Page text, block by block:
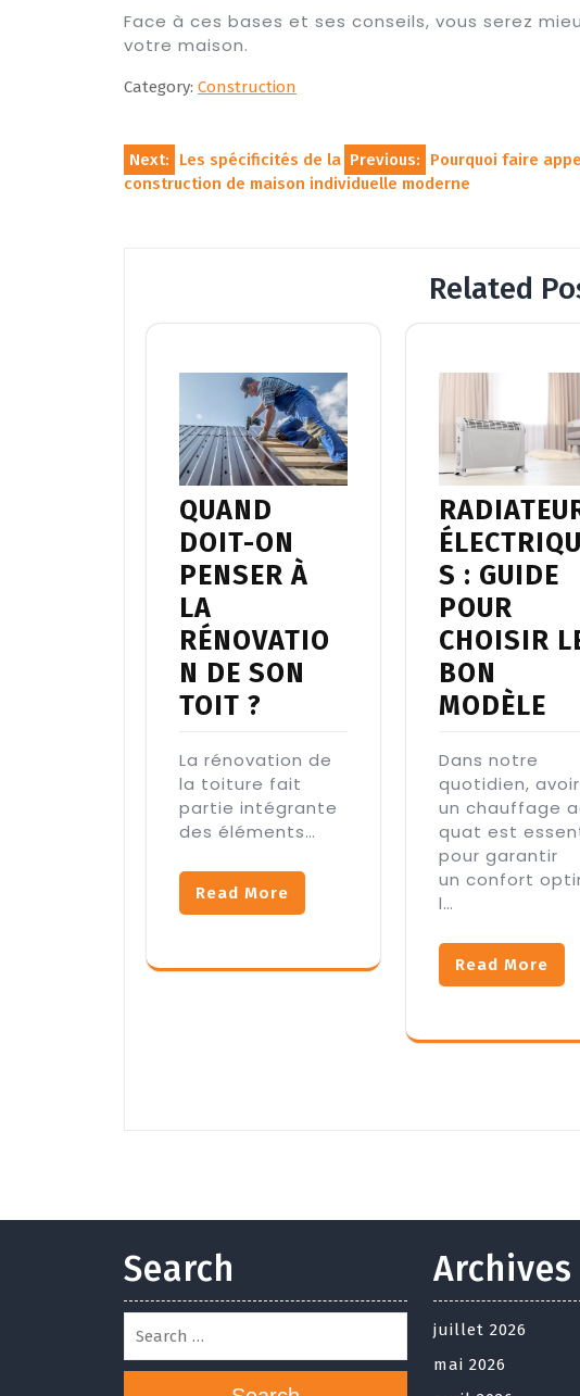
Face à ces bases et ses conseils, vous serez
votre maison.
Category: Construction
Navigation
Previous: Pourquoi faire
Next:
Les spécificités de la
construction de maison individuelle moderne
Related
QUAND
DOIT-ON
PENSER À
LA
RÉNOVATIO
N DE SON
TOIT ?
La rénovation de
la toiture fait
partie intégrante
des éléments…
Read More
S : GUIDE
POUR
CHOISIR
BON
MODÈLE
Dans notre
quotidien, avoir
un chauffage
quat est
pour garantir
un confort
l…
Read More
Search Archives
juillet 2026
mai 2026